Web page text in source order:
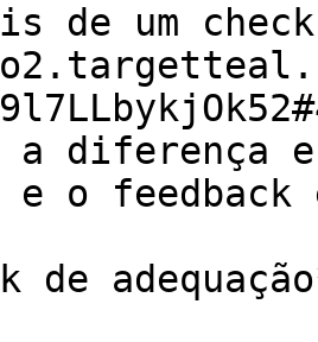
de um
a diferença
e o
de